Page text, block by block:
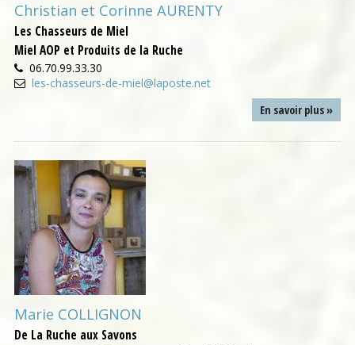
Christian et Corinne AURENTY
Les Chasseurs de Miel
Miel AOP et Produits de la Ruche
06.70.99.33.30
les-chasseurs-de-miel@laposte.net
En savoir plus »
Marie COLLIGNON
De La Ruche aux Savons